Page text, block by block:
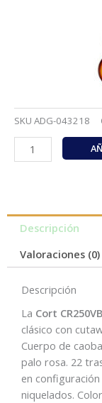
SKU ADG-043218
Guitarra
Electrica
Burst)
Descripción
Valoraciones (0)
Descripción
La Cort CR250VB
clásico con
Cuerpo de
palo rosa. 22
en
niquelados.